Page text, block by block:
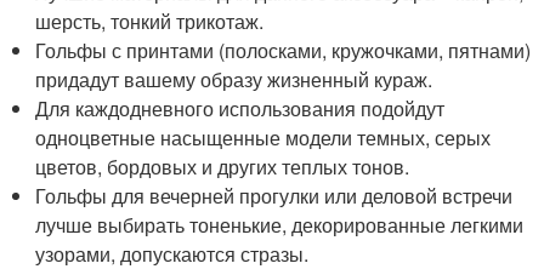
шерсть, тонкий трикотаж.
Гольфы с принтами (полосками, кружочками, пятнами)
придадут вашему образу жизненный кураж.
Для каждодневного использования подойдут
одноцветные насыщенные модели темных, серых
цветов, бордовых и других теплых тонов.
Гольфы для вечерней прогулки или деловой встречи
лучше выбирать тоненькие, декорированные легкими
узорами, допускаются стразы.